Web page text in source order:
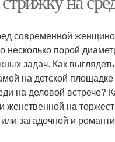
современной
несколько порой
задач. Как
на детской
на деловой встрече?
женственной на
загадочной и